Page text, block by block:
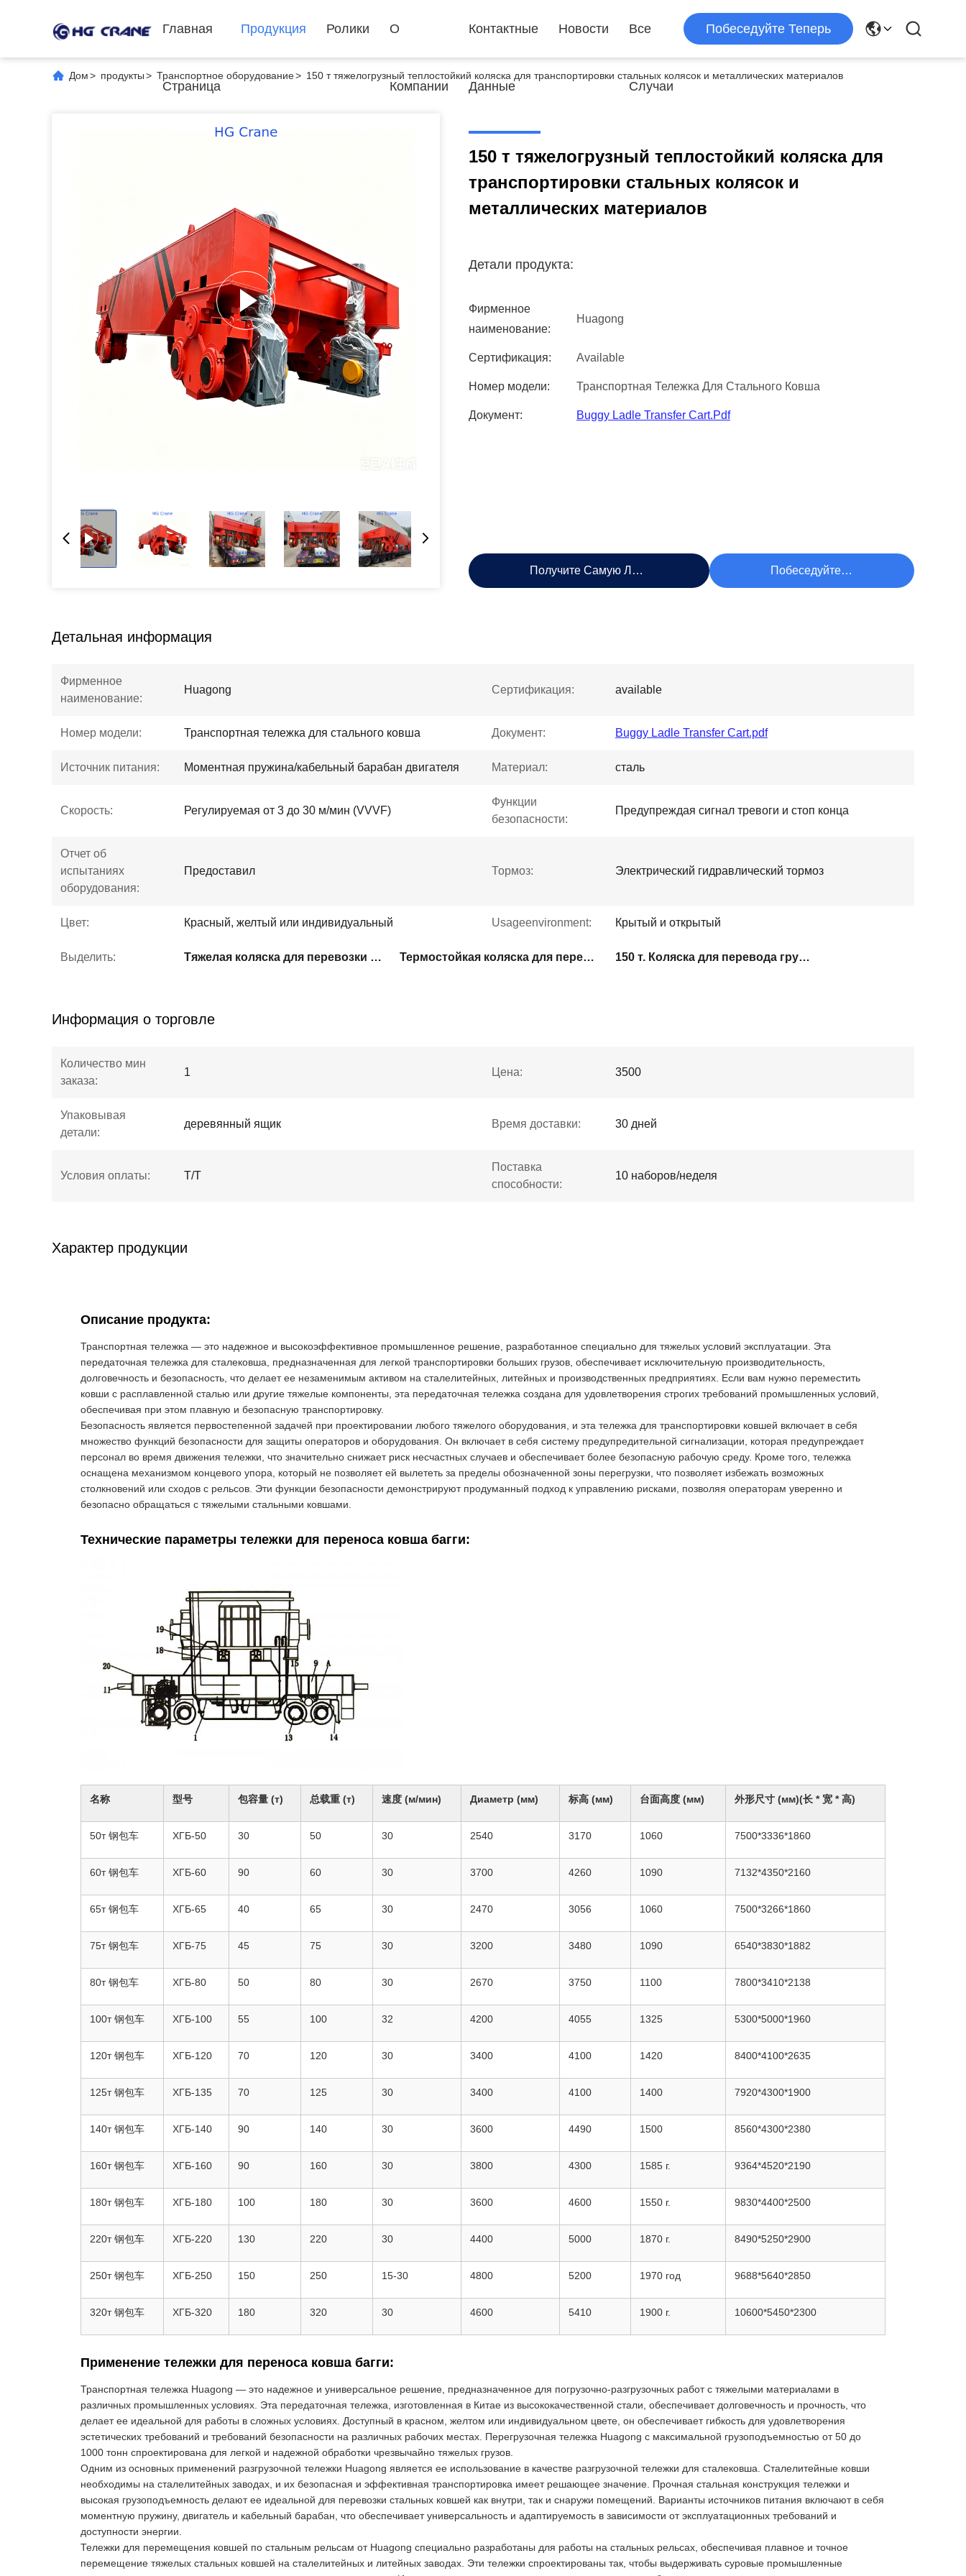
Главная
Страница
Продукция Ролики О
Компании
Контактные
Данные
Новости Все
Случаи
Побеседуйте Теперь
Дом> продукты> Транспортное оборудование> 150 т тяжелогрузный теплостойкий коляска для транспортировки стальных колясок и металлических материалов
150 т тяжелогрузный теплостойкий коляска для
транспортировки стальных колясок и
металлических материалов
Детали продукта:
Фирменное
наименование:
Huagong
Сертификация: Available
Номер модели: Транспортная Тележка Для Стального Ковша
Документ: Buggy Ladle Transfer Cart.pdf
Получите Самую Лучшую Цену Побеседуйте Теперь
Детальная информация
Фирменное
наименование:
Huagong Сертификация: available
Номер модели: Транспортная тележка для стального ковша Документ: Buggy Ladle Transfer Cart.pdf
Источник питания: Моментная пружина/кабельный барабан двигателя Материал: сталь
Скорость: Регулируемая от 3 до 30 м/мин (VVVF)
Функции
безопасности:
Предупреждая сигнал тревоги и стоп конца
Отчет об
испытаниях
оборудования:
Предоставил Тормоз: Электрический гидравлический тормоз
Цвет: Красный, желтый или индивидуальный Usageenvironment: Крытый и открытый
Выделить: Тяжелая коляска для перевозки грузов Термостойкая коляска для перевозки бугги 150 т. Коляска для перевода грузов на лодке
Информация о торговле
Количество мин
заказа:
1 Цена: 3500
Упаковывая
детали:
деревянный ящик Время доставки: 30 дней
Условия оплаты: Т/Т
Поставка
способности:
10 наборов/неделя
Характер продукции
Описание продукта:
Транспортная тележка — это надежное и высокоэффективное промышленное решение, разработанное специально для тяжелых условий эксплуатации. Эта
передаточная тележка для сталековша, предназначенная для легкой транспортировки больших грузов, обеспечивает исключительную производительность,
долговечность и безопасность, что делает ее незаменимым активом на сталелитейных, литейных и производственных предприятиях. Если вам нужно переместить
ковши с расплавленной сталью или другие тяжелые компоненты, эта передаточная тележка создана для удовлетворения строгих требований промышленных условий,
обеспечивая при этом плавную и безопасную транспортировку.
Безопасность является первостепенной задачей при проектировании любого тяжелого оборудования, и эта тележка для транспортировки ковшей включает в себя
множество функций безопасности для защиты операторов и оборудования. Он включает в себя систему предупредительной сигнализации, которая предупреждает
персонал во время движения тележки, что значительно снижает риск несчастных случаев и обеспечивает более безопасную рабочую среду. Кроме того, тележка
оснащена механизмом концевого упора, который не позволяет ей вылететь за пределы обозначенной зоны перегрузки, что позволяет избежать возможных
столкновений или сходов с рельсов. Эти функции безопасности демонстрируют продуманный подход к управлению рисками, позволяя операторам уверенно и
безопасно обращаться с тяжелыми стальными ковшами.
Технические параметры тележки для переноса ковша багги:
名称 型号 包容量 (т) 总载重 (т) 速度 (м/мин) Диаметр (мм) 标高 (мм) 台面高度 (мм) 外形尺寸 (мм)(长 * 宽 * 高)
50т 钢包车 ХГБ-50 30 50 30 2540 3170 1060 7500*3336*1860
60т 钢包车 ХГБ-60 90 60 30 3700 4260 1090 7132*4350*2160
65т 钢包车 ХГБ-65 40 65 30 2470 3056 1060 7500*3266*1860
75т 钢包车 ХГБ-75 45 75 30 3200 3480 1090 6540*3830*1882
80т 钢包车 ХГБ-80 50 80 30 2670 3750 1100 7800*3410*2138
100т 钢包车 ХГБ-100 55 100 32 4200 4055 1325 5300*5000*1960
120т 钢包车 ХГБ-120 70 120 30 3400 4100 1420 8400*4100*2635
125т 钢包车 ХГБ-135 70 125 30 3400 4100 1400 7920*4300*1900
140т 钢包车 ХГБ-140 90 140 30 3600 4490 1500 8560*4300*2380
160т 钢包车 ХГБ-160 90 160 30 3800 4300 1585 г. 9364*4520*2190
180т 钢包车 ХГБ-180 100 180 30 3600 4600 1550 г. 9830*4400*2500
220т 钢包车 ХГБ-220 130 220 30 4400 5000 1870 г. 8490*5250*2900
250т 钢包车 ХГБ-250 150 250 15-30 4800 5200 1970 год 9688*5640*2850
320т 钢包车 ХГБ-320 180 320 30 4600 5410 1900 г. 10600*5450*2300
Применение тележки для переноса ковша багги:
Транспортная тележка Huagong — это надежное и универсальное решение, предназначенное для погрузочно-разгрузочных работ с тяжелыми материалами в
различных промышленных условиях. Эта передаточная тележка, изготовленная в Китае из высококачественной стали, обеспечивает долговечность и прочность, что
делает ее идеальной для работы в сложных условиях. Доступный в красном, желтом или индивидуальном цвете, он обеспечивает гибкость для удовлетворения
эстетических требований и требований безопасности на различных рабочих местах. Перегрузочная тележка Huagong с максимальной грузоподъемностью от 50 до
1000 тонн спроектирована для легкой и надежной обработки чрезвычайно тяжелых грузов.
Одним из основных применений разгрузочной тележки Huagong является ее использование в качестве разгрузочной тележки для сталековша. Сталелитейные ковши
необходимы на сталелитейных заводах, и их безопасная и эффективная транспортировка имеет решающее значение. Прочная стальная конструкция тележки и
высокая грузоподъемность делают ее идеальной для перевозки стальных ковшей как внутри, так и снаружи помещений. Варианты источников питания включают в себя
моментную пружину, двигатель и кабельный барабан, что обеспечивает универсальность и адаптируемость в зависимости от эксплуатационных требований и
доступности энергии.
Тележки для перемещения ковшей по стальным рельсам от Huagong специально разработаны для работы на стальных рельсах, обеспечивая плавное и точное
перемещение тяжелых стальных ковшей на сталелитейных и литейных заводах. Эти тележки спроектированы так, чтобы выдерживать суровые промышленные